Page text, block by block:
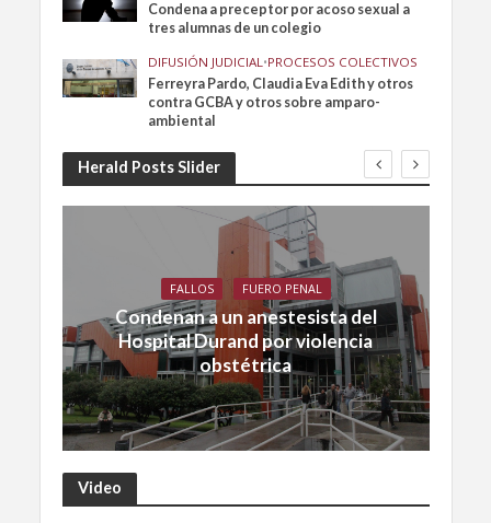
Condena a preceptor por acoso sexual a
tres alumnas de un colegio
DIFUSIÓN JUDICIAL•PROCESOS COLECTIVOS
Ferreyra Pardo, Claudia Eva Edith y otros
contra GCBA y otros sobre amparo-
ambiental
Herald Posts Slider
FALLOS FUERO PENAL
Condenan a un anestesista del
Hospital Durand por violencia
obstétrica
Video